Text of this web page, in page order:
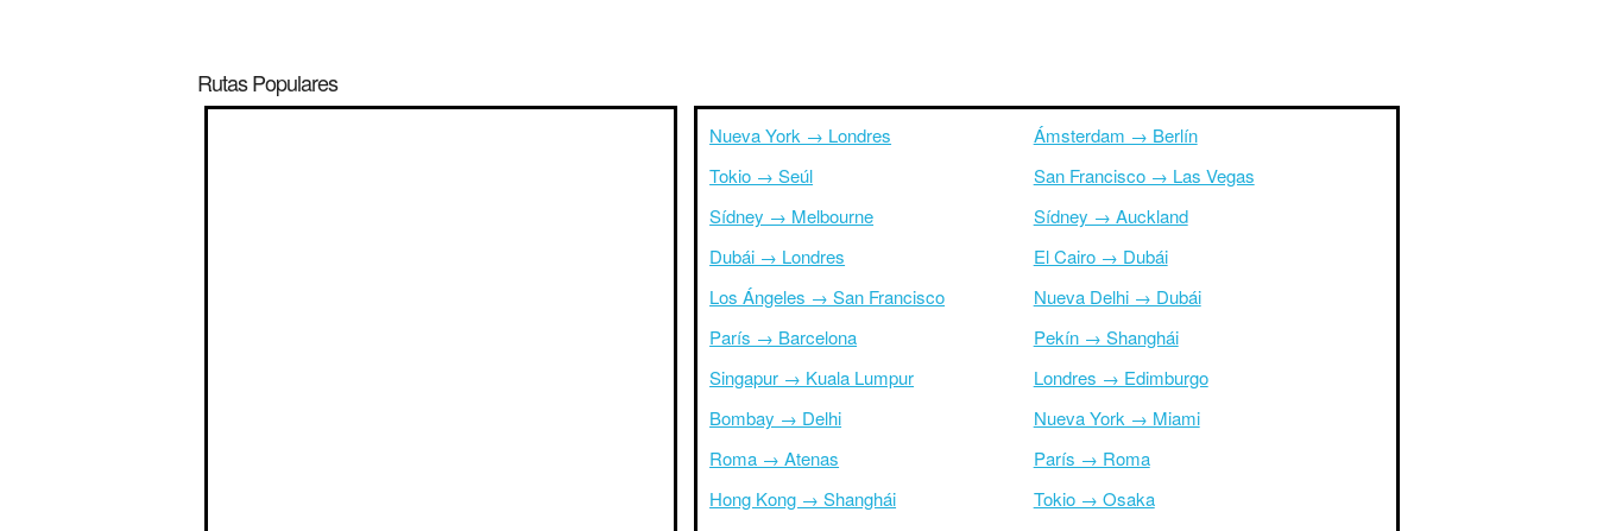
Rutas Populares
Nueva York → Londres
Tokio → Seúl
Sídney → Melbourne
Dubái → Londres
Los Ángeles → San Francisco
París → Barcelona
Singapur → Kuala Lumpur
Bombay → Delhi
Roma → Atenas
Hong Kong → Shanghái
Ámsterdam → Berlín
San Francisco → Las Vegas
Sídney → Auckland
El Cairo → Dubái
Nueva Delhi → Dubái
Pekín → Shanghái
Londres → Edimburgo
Nueva York → Miami
París → Roma
Tokio → Osaka